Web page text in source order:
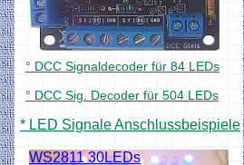
° DCC Signaldecoder für 84 LEDs
WS2811 30LEDs
° DCC Sig. Decoder für 504 LEDs
* LED Signale Anschlussbeispiele